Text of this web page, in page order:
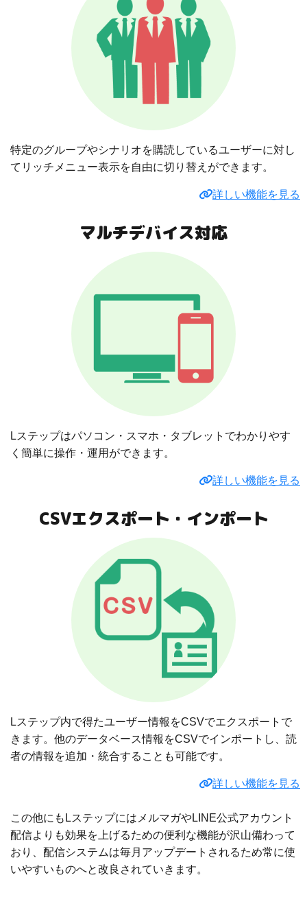
特定のグループやシナリオを購読しているユーザーに対し
てリッチメニュー表示を自由に切り替えができます。
詳しい機能を見る
マルチデバイス対応
Lステップはパソコン・スマホ・タブレットでわかりやす
く簡単に操作・運用ができます。
詳しい機能を見る
CSVエクスポート・インポート
Lステップ内で得たユーザー情報をCSVでエクスポートで
きます。他のデータベース情報をCSVでインポートし、読
者の情報を追加・統合することも可能です。
詳しい機能を見る
この他にもLステップにはメルマガやLINE公式アカウント
配信よりも効果を上げるための便利な機能が沢山備わって
おり、配信システムは毎月アップデートされるため常に使
いやすいものへと改良されていきます。